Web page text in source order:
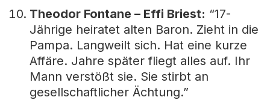
Theodor Fontane – Effi Briest: “17-
Jährige heiratet alten Baron. Zieht in die
Pampa. Langweilt sich. Hat eine kurze
Affäre. Jahre später fliegt alles auf. Ihr
Mann verstößt sie. Sie stirbt an
gesellschaftlicher Ächtung.”